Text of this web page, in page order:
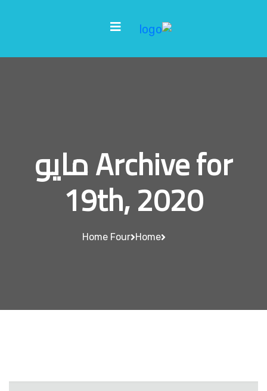
Archive for مايو
19th, 2020
Home
Home Four